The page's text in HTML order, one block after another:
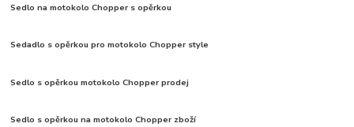
Sedlo na motokolo Chopper s opěrkou
Sedadlo s opěrkou pro motokolo Chopper style
Sedlo s opěrkou motokolo Chopper prodej
Sedlo s opěrkou na motokolo Chopper zboží